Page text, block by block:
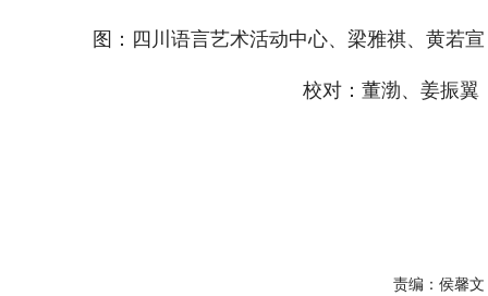
图：四川语言艺术活动中心、梁雅祺、黄若宣
校对：董渤、姜振翼
责编： 侯馨文